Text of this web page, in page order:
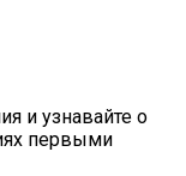
и узнавайте о
первыми